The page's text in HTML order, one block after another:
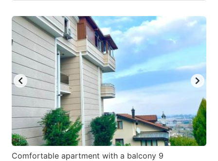
Comfortable apartment with a balcony 9